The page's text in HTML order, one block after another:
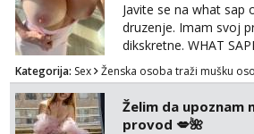
Javite se na what sap
druzenje. Imam svoj
dikskretne. WHAT
Kategorija: Sex Ženska osoba traži mušku
Želim da upoznam
provod 💋🌺